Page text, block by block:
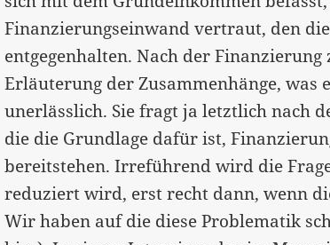
Finanzierungseinwand vertraut, den
entgegenhalten. Nach der
Erläuterung der Zusammenhänge, was
unerlässlich. Sie fragt ja letztlich nach
die die Grundlage dafür ist,
bereitstehen. Irreführend wird die
reduziert wird, erst recht dann, wenn
Wir haben auf die diese Problematik